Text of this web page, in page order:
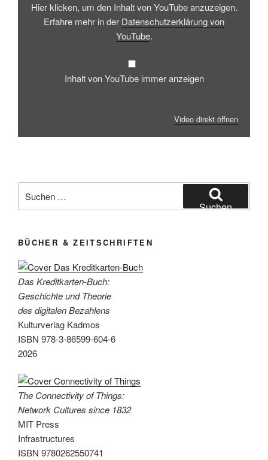
Hier klicken, um den Inhalt von YouTube anzuzeigen.
Erfahre mehr in der Datenschutzerklärung von
YouTube.
Inhalt von YouTube immer anzeigen
Video direkt öffnen
nach:
Suchen
BÜCHER & ZEITSCHRIFTEN
Das Kreditkarten-Buch:
Geschichte und Theorie
des digitalen Bezahlens
Kulturverlag Kadmos
ISBN 978-3-86599-604-6
2026
The Connectivity of Things:
Network Cultures since 1832
MIT Press
Infrastructures
ISBN 9780262550741